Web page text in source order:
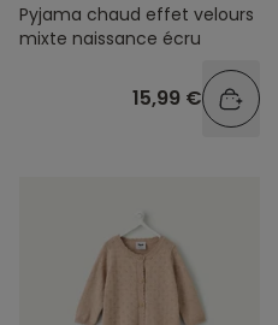
Pyjama chaud effet velours
mixte naissance écru
15,99 €